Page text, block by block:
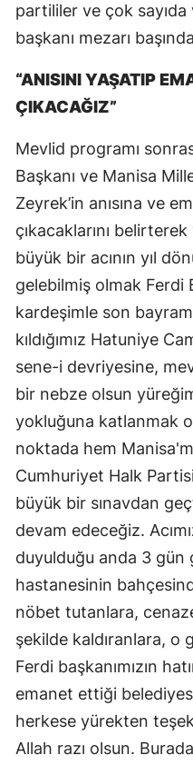
partililer ve çok
başkanı mezarı
“ANISINI YAŞATIP
ÇIKACAĞIZ”
Mevlid programı
Başkanı ve Manisa
Zeyrek’in anısına ve
çıkacaklarını
büyük bir acının yıl
gelebilmiş olmak Ferdi
kardeşimle son
kıldığımız Hatuniye
sene-i devriyesine,
bir nebze olsun
yokluğuna katlanmak
noktada hem
Cumhuriyet Halk
büyük bir sınavdan
devam edeceğiz.
duyulduğu anda 3
hastanesinin
nöbet tutanlara,
şekilde kaldıranlara, o
Ferdi başkanımızın
emanet ettiği
herkese yürekten
Allah razı olsun.